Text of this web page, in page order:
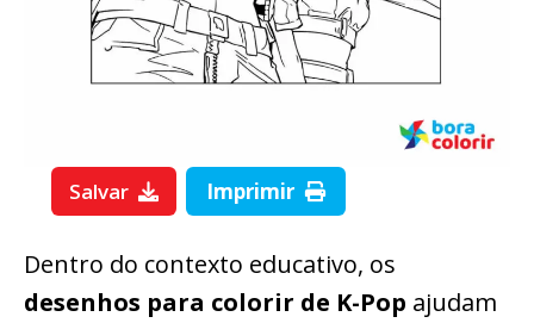
Salvar Imprimir
Dentro do contexto educativo, os
desenhos para colorir de K-Pop ajudam